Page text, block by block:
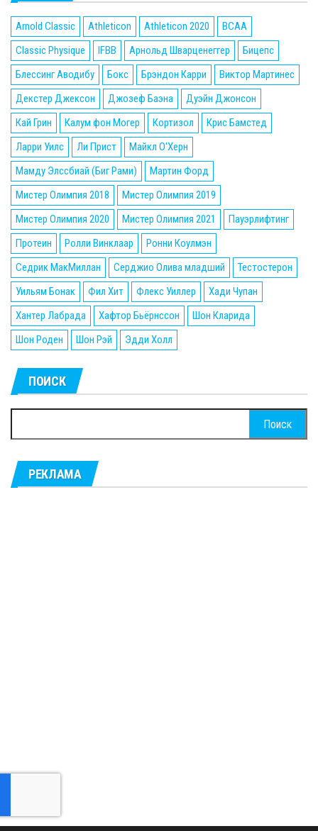
Arnold Classic Athleticon Athleticon 2020
BCAA
Classic Physique
IFBB Арнольд Шварценеггер
Бицепс
Блессинг Аводибу
Бокс Брэндон Карри
Виктор Мартинес
Декстер Джексон
Джозеф Баэна
Дуэйн Джонсон
Кай Грин
Калум фон Могер Кортизол
Крис Бамстед
Ларри Уилс
Ли Прист
Майкл О'Херн
Мамду Элссбиай (Биг Рами)
Мартин Форд
Мистер Олимпия 2018
Мистер Олимпия 2019
Мистер Олимпия 2020
Мистер Олимпия 2021
Пауэрлифтинг
Протеин
Ролли Винклаар
Ронни Коулмэн
Седрик МакМиллан
Серджио Олива младший
Тестостерон
Уильям Бонак
Фил Хит Флекс Уиллер
Хади Чупан
Хантер Лабрада
Хафтор Бьёрнссон
Шон Кларида
Шон Роден
Шон Рэй Эдди Холл
ПОИСК
РЕКЛАМА